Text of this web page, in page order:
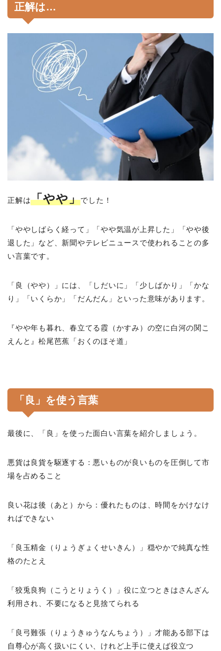
正解は…
正解は「やや」でした！
「ややしばらく経って」「やや気温が上昇した」「やや後
退した」など、新聞やテレビニュースで使われることの多
い言葉です。
「良（やや）」には、「しだいに」「少しばかり」「かな
り」「いくらか」「だんだん」といった意味があります。
『やや年も暮れ、春立てる霞（かすみ）の空に白河の関こ
えんと』松尾芭蕉「おくのほそ道」
「良」を使う言葉
最後に、「良」を使った面白い言葉を紹介しましょう。
悪貨は良貨を駆逐する：悪いものが良いものを圧倒して市
場を占めること
良い花は後（あと）から：優れたものは、時間をかけなけ
ればできない
「良玉精金（りょうぎょくせいきん）」穏やかで純真な性
格のたとえ
「狡兎良狗（こうとりょうく）」役に立つときはさんざん
利用され、不要になると見捨てられる
「良弓難張（りょうきゅうなんちょう）」才能ある部下は
自尊心が高く扱いにくい、けれど上手に使えば役立つ